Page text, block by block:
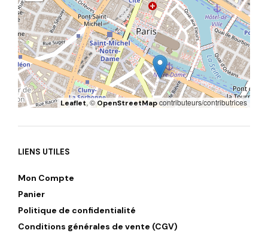
Leaflet, ©OpenStreetMapcontributeurs/contributrices
LIENS UTILES
Mon Compte
Panier
Politique de confidentialité
Conditions générales de vente (CGV)